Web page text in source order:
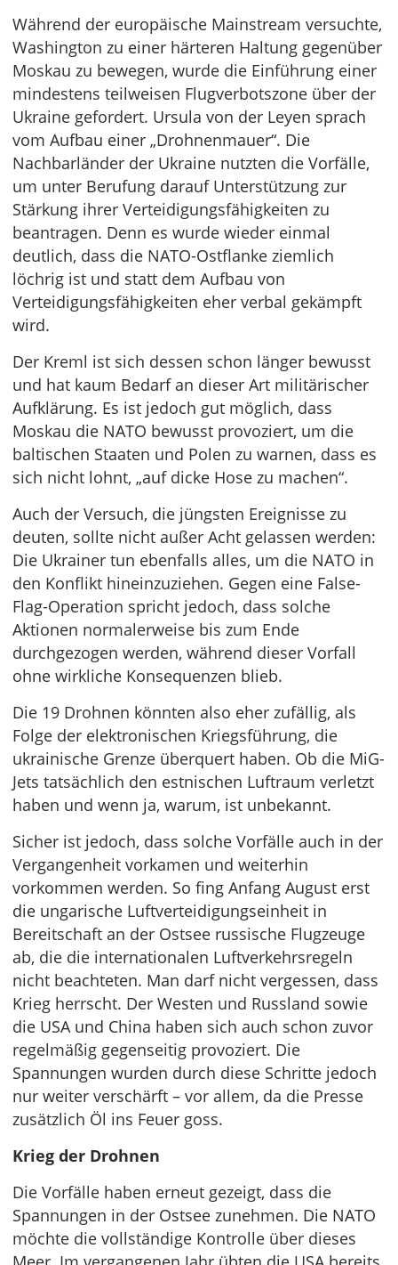
Während der europäische Mainstream versuchte,
Washington zu einer härteren Haltung gegenüber
Moskau zu bewegen, wurde die Einführung einer
mindestens teilweisen Flugverbotszone über der
Ukraine gefordert. Ursula von der Leyen sprach
vom Aufbau einer „Drohnenmauer“. Die
Nachbarländer der Ukraine nutzten die Vorfälle,
um unter Berufung darauf Unterstützung zur
Stärkung ihrer Verteidigungsfähigkeiten zu
beantragen. Denn es wurde wieder einmal
deutlich, dass die NATO-Ostflanke ziemlich
löchrig ist und statt dem Aufbau von
Verteidigungsfähigkeiten eher verbal gekämpft
wird.
Der Kreml ist sich dessen schon länger bewusst
und hat kaum Bedarf an dieser Art militärischer
Aufklärung. Es ist jedoch gut möglich, dass
Moskau die NATO bewusst provoziert, um die
baltischen Staaten und Polen zu warnen, dass es
sich nicht lohnt, „auf dicke Hose zu machen“.
Auch der Versuch, die jüngsten Ereignisse zu
deuten, sollte nicht außer Acht gelassen werden:
Die Ukrainer tun ebenfalls alles, um die NATO in
den Konflikt hineinzuziehen. Gegen eine False-
Flag-Operation spricht jedoch, dass solche
Aktionen normalerweise bis zum Ende
durchgezogen werden, während dieser Vorfall
ohne wirkliche Konsequenzen blieb.
Die 19 Drohnen könnten also eher zufällig, als
Folge der elektronischen Kriegsführung, die
ukrainische Grenze überquert haben. Ob die MiG-
Jets tatsächlich den estnischen Luftraum verletzt
haben und wenn ja, warum, ist unbekannt.
Sicher ist jedoch, dass solche Vorfälle auch in der
Vergangenheit vorkamen und weiterhin
vorkommen werden. So fing Anfang August erst
die ungarische Luftverteidigungseinheit in
Bereitschaft an der Ostsee russische Flugzeuge
ab, die die internationalen Luftverkehrsregeln
nicht beachteten. Man darf nicht vergessen, dass
Krieg herrscht. Der Westen und Russland sowie
die USA und China haben sich auch schon zuvor
regelmäßig gegenseitig provoziert. Die
Spannungen wurden durch diese Schritte jedoch
nur weiter verschärft – vor allem, da die Presse
zusätzlich Öl ins Feuer goss.
Krieg der Drohnen
Die Vorfälle haben erneut gezeigt, dass die
Spannungen in der Ostsee zunehmen. Die NATO
möchte die vollständige Kontrolle über dieses